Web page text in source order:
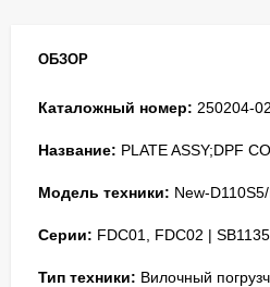
ОБЗОР
Каталожный номер: 250204-
Название: PLATE ASSY;DPF
Модель техники: New-
Серии: FDC01, FDC02 | SB1135
Тип техники: Вилочный